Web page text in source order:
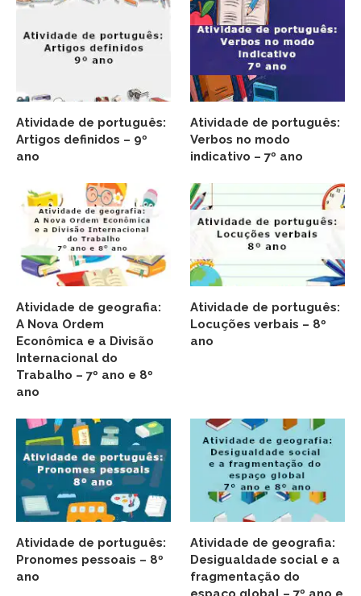
Atividade de português:
Artigos definidos – 9º
ano
Atividade de português:
Verbos no modo
indicativo – 7º ano
Atividade de geografia:
A Nova Ordem
Econômica e a Divisão
Internacional do
Trabalho – 7º ano e 8º
ano
Atividade de português:
Locuções verbais – 8º
ano
Atividade de português:
Pronomes pessoais – 8º
ano
Atividade de geografia:
Desigualdade social e a
fragmentação do